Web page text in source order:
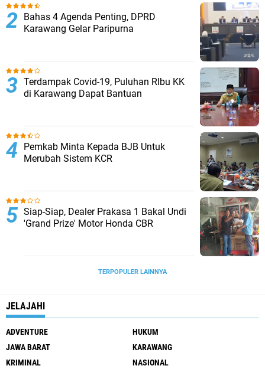
Bahas 4 Agenda Penting, DPRD
Karawang Gelar Paripurna
Terdampak Covid-19, Puluhan RIbu KK
di Karawang Dapat Bantuan
Pemkab Minta Kepada BJB Untuk
Merubah Sistem KCR
Siap-Siap, Dealer Prakasa 1 Bakal Undi
'Grand Prize' Motor Honda CBR
TERPOPULER LAINNYA
JELAJAHI
ADVENTURE
HUKUM
JAWA BARAT
KARAWANG
KRIMINAL
NASIONAL